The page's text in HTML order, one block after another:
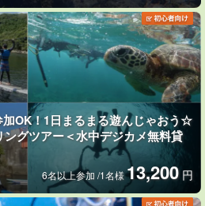
加OK！1日まるまる遊んじゃおう☆
グツアー＜水中デジカメ無料貸
6名以上参加 /1名様13,200 円